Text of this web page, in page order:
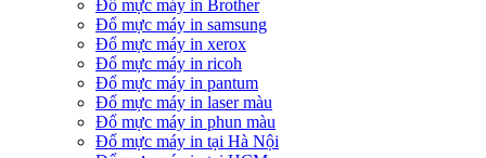
Đổ mực máy in Brother
Đổ mực máy in samsung
Đổ mực máy in xerox
Đổ mực máy in ricoh
Đổ mực máy in pantum
Đổ mực máy in laser màu
Đổ mực máy in phun màu
Đổ mực máy in tại Hà Nội